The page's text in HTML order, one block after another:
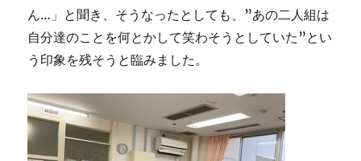
ん…」と聞き、そうなったとしても、”あの二人組は
自分達のことを何とかして笑わそうとしていた”とい
う印象を残そうと臨みました。